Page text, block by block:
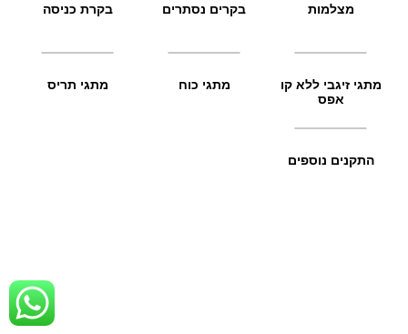
מצלמות בקרים נסתרים בקרת כניסה
מתגי זיגבי ללא קו
אפס
מתגי כוח מתגי תריס
התקנים נוספים